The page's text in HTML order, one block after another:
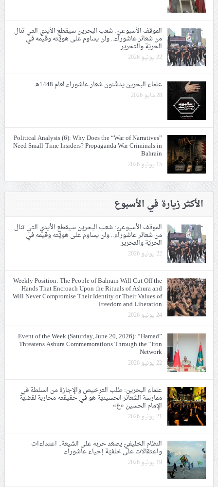
الموقف الأسبوعيّ: شعب البحرين سيقطع الأيدي التي تنال
من شعائر عاشوراء.. ولن يساوم على هويّته وقيمه في
الحريّة والتحرير
22 يونيو 2026
علماء البحرين يدشّنون شعار عاشوراء لعام 1448هـ
28 مايو 2026
Political Analysis (6): Why Does the “War of Narratives”
Need Small-Time Insiders? Propaganda War Criminals in
Bahrain
15 يونيو 2026
الأكثر زيارة في الأسبوع
الموقف الأسبوعيّ: شعب البحرين سيقطع الأيدي التي تنال
من شعائر عاشوراء.. ولن يساوم على هويّته وقيمه في
الحريّة والتحرير
22 يونيو 2026
Weekly Position: The People of Bahrain Will Cut Off the
Hands That Encroach Upon the Rituals of Ashura and
Will Never Compromise Their Identity or Their Values of
Freedom and Liberation
24 يونيو 2026
Event of the Week (Saturday, June 20, 2026): “Hamad”
Threatens Ashura Commemorations Through the “Iron
Network
22 يونيو 2026
علماء البحرين: طلب الترخيص والإجازة من السلطة في
ممارسة الشعائر الحسينيّة هو في حقيقته محاربة لقضيّة
الإمام الحسين «ع»
21 يونيو 2026
النظام الخليفيّ يصعّد حربه على الشيعة.. اعتداءات
واعتقالات على خلفيّة إحياء عاشوراء
19 يونيو 2026